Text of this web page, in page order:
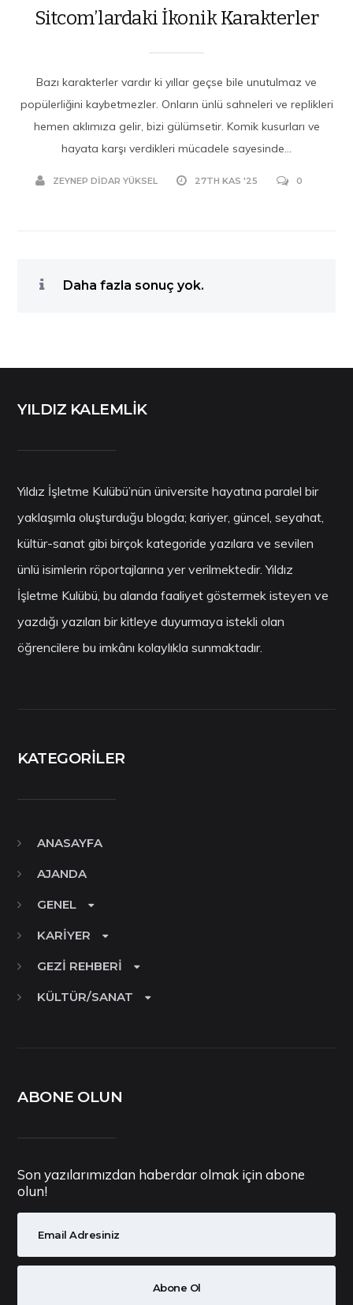
Sitcom’lardaki İkonik Karakterler
Bazı karakterler vardır ki yıllar geçse bile unutulmaz ve
popülerliğini kaybetmezler. Onların ünlü sahneleri ve replikleri
hemen aklımıza gelir, bizi gülümsetir. Komik kusurları ve
hayata karşı verdikleri mücadele sayesinde...
ZEYNEP DIDAR YÜKSEL 27TH KAS '25 0
Daha fazla sonuç yok.
YILDIZ KALEMLİK
Yıldız İşletme Kulübü’nün üniversite hayatına paralel bir
yaklaşımla oluşturduğu blogda; kariyer, güncel, seyahat,
kültür-sanat gibi birçok kategoride yazılara ve sevilen
ünlü isimlerin röportajlarına yer verilmektedir. Yıldız
İşletme Kulübü, bu alanda faaliyet göstermek isteyen ve
yazdığı yazıları bir kitleye duyurmaya istekli olan
öğrencilere bu imkânı kolaylıkla sunmaktadır.
KATEGORILER
ANASAYFA
AJANDA
GENEL
KARIYER
GEZI REHBERI
KÜLTÜR/SANAT
ABONE OLUN
Son yazılarımızdan haberdar olmak için abone
olun!